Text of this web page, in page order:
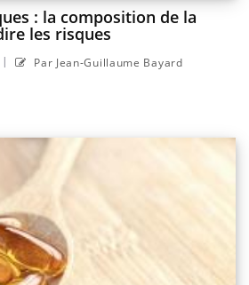
: la composition de la
les risques
| Par Jean-Guillaume Bayard